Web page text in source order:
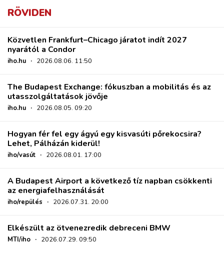
RÖVIDEN
Közvetlen Frankfurt–Chicago járatot indít 2027
nyarától a Condor
iho.hu · 2026.08.06. 11:50
The Budapest Exchange: fókuszban a mobilitás és az
utasszolgáltatások jövője
iho.hu · 2026.08.05. 09:20
Hogyan fér fel egy ágyú egy kisvasúti pőrekocsira?
Lehet, Pálházán kiderül!
iho/vasút · 2026.08.01. 17:00
A Budapest Airport a következő tíz napban csökkenti
az energiafelhasználását
iho/repülés · 2026.07.31. 20:00
Elkészült az ötvenezredik debreceni BMW
MTI/iho · 2026.07.29. 09:50